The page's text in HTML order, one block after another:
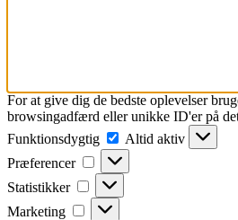
For at give dig de bedste oplevelser
browsingadfærd eller unikke ID'er på
Funktionsdygtig
Funktionsdygtig
Altid aktiv
Præferencer
Præferencer
Statistikker Statistikker
Marketing Marketing